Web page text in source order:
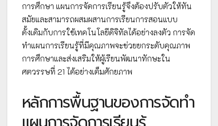
การศึกษา แผนการจัดการเรียนรู้จึงต้องปรับตัวให้ทัน
สมัยและสามารถผสมผสานการเรียนการสอนแบบ
ดั้งเดิมกับการใช้เทคโนโลยีดิจิทัลได้อย่างลงตัว การจัด
ทำแผนการเรียนรู้ที่มีคุณภาพจะช่วยยกระดับคุณภาพ
การศึกษาและส่งเสริมให้ผู้เรียนพัฒนาทักษะใน
ศตวรรษที่ 21 ได้อย่างเต็มศักยภาพ
หลักการพื้นฐานของการจัดทำ